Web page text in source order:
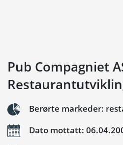
Pub Compagniet
Berørte markeder:
Dato mottatt: